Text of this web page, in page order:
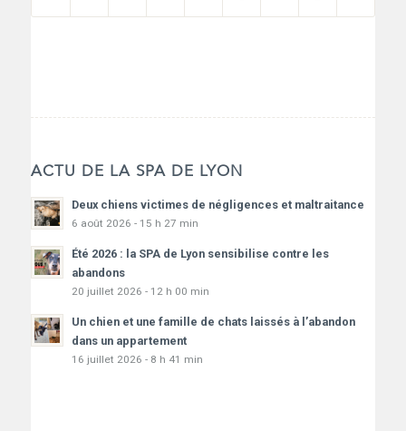
ACTU DE LA SPA DE LYON
Deux chiens victimes de négligences et maltraitance
6 août 2026 - 15 h 27 min
Été 2026 : la SPA de Lyon sensibilise contre les
abandons
20 juillet 2026 - 12 h 00 min
Un chien et une famille de chats laissés à l’abandon
dans un appartement
16 juillet 2026 - 8 h 41 min